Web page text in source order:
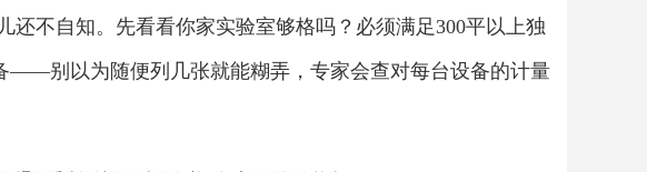
还不自知。先看看你家实验室够格吗？必须满足300平以上独
——别以为随便列几张就能糊弄，专家会查对每台设备的计量